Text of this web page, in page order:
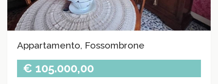
Appartamento, Fossombrone
€ 105.000,00